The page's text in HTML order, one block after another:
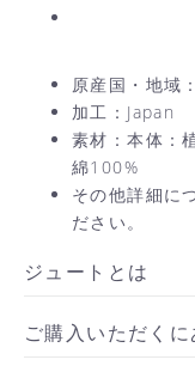
原産国・地域
加工：Japan
素材：本体：
綿100%
その他詳細に
ださい。
ジュートとは
ご購入いただく